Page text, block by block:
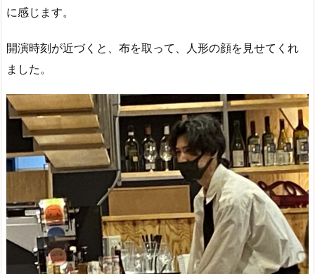
に感じます。
開演時刻が近づくと、布を取って、人形の顔を見せてくれ
ました。